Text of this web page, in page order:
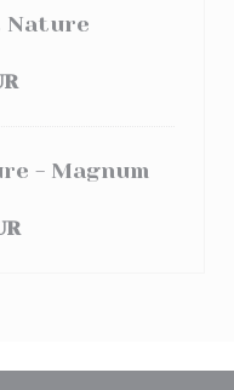
Nature
- Magnum